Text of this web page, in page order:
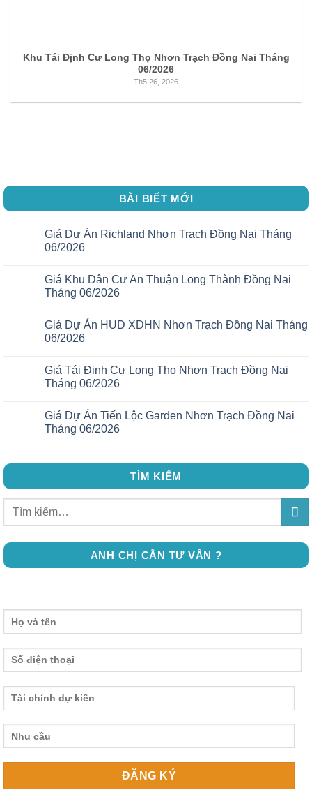
Khu Tái Định Cư Long Thọ Nhơn Trạch Đồng Nai Tháng
06/2026
Th5 26, 2026
BÀI BIẾT MỚI
Giá Dự Án Richland Nhơn Trạch Đồng Nai Tháng
06/2026
Giá Khu Dân Cư An Thuận Long Thành Đồng Nai
Tháng 06/2026
Giá Dự Án HUD XDHN Nhơn Trạch Đồng Nai Tháng
06/2026
Giá Tái Định Cư Long Thọ Nhơn Trạch Đồng Nai
Tháng 06/2026
Giá Dự Án Tiến Lộc Garden Nhơn Trạch Đồng Nai
Tháng 06/2026
TÌM KIẾM
ANH CHỊ CẦN TƯ VẤN ?